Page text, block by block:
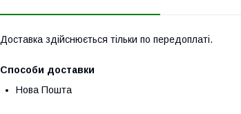
Доставка здійснюється тільки по передоплаті.
Способи доставки
Нова Пошта